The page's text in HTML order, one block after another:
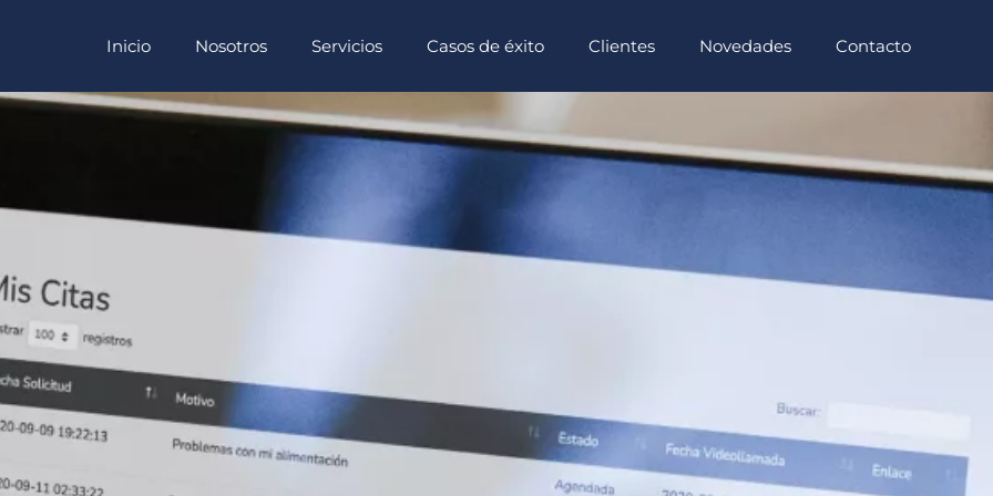
Inicio Nosotros Servicios Casos de éxito Clientes Novedades Contacto